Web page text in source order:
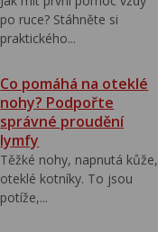
po ruce? Stáhněte si
praktického...
Co pomáhá na oteklé
nohy? Podpořte
správné proudění
lymfy
Těžké nohy, napnutá kůže,
oteklé kotníky. To jsou
potíže,...